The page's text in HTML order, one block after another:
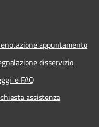
appuntamento
disservizio
le FAQ
assistenza